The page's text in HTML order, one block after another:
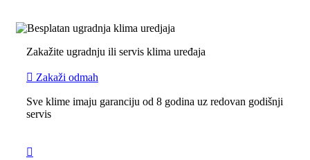
Zakažite ugradnju ili servis klima uređaja
Zakaži odmah
Sve klime imaju garanciju od 8 godina uz redovan godišnji
servis